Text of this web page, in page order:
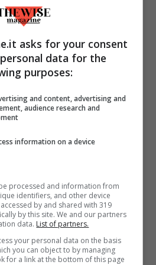
si può fare con questo
vuoi! – Thewisemagazine.it
funziona se siete
e non volete perdere
asks for your consent
data for the
purposes:
and content, advertising and
audience research and
information on a device
processed and information from
identifiers, and other device
by and shared with 319
by this site. We and our partners
data. List of partners.
your personal data on the basis
you can object to by managing
for a link at the bottom of this page